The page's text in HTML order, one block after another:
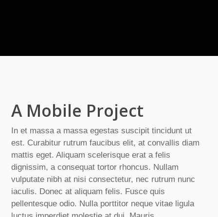
A Mobile Project
In et massa a massa egestas suscipit tincidunt ut
est. Curabitur rutrum faucibus elit, at convallis diam
mattis eget. Aliquam scelerisque erat a felis
dignissim, a consequat tortor rhoncus. Nullam
vulputate nibh at nisi consectetur, nec rutrum nunc
iaculis. Donec at aliquam felis. Fusce quis
pellentesque odio. Nulla porttitor neque vitae ligula